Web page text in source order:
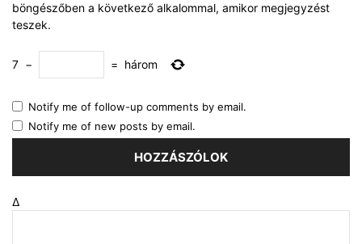
böngészőben a következő alkalommal, amikor megjegyzést
teszek.
7 − = három
Notify me of follow-up comments by email.
Notify me of new posts by email.
Δ